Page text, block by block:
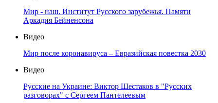
Мир - наш. Институт Русского зарубежья. Памяти
Аркадия Бейненсона
Видео
Мир после коронавируса – Евразийская повестка 2030
Видео
Русские на Украине: Виктор Шестаков в "Русских
разговорах" с Сергеем Пантелеевым